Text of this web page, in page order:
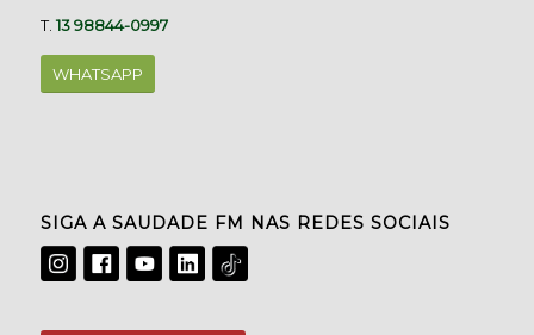
T.13 98844-0997
WHATSAPP
SIGA A SAUDADE FM NAS REDES SOCIAIS